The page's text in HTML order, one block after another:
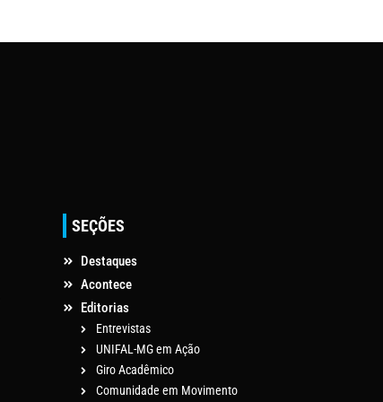
SEÇÕES
Destaques
Acontece
Editorias
Entrevistas
UNIFAL-MG em Ação
Giro Acadêmico
Comunidade em Movimento